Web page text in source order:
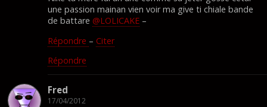
une passion mainan vien voir ma give ti chiale bande
de battare @LOLICAKE –
Répondre – Citer
Répondre
Fred
17/04/2012